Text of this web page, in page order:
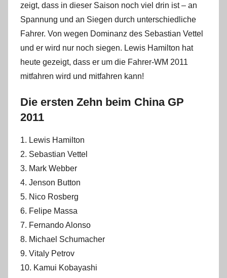
zeigt, dass in dieser Saison noch viel drin ist – an
Spannung und an Siegen durch unterschiedliche
Fahrer. Von wegen Dominanz des Sebastian Vettel
und er wird nur noch siegen. Lewis Hamilton hat
heute gezeigt, dass er um die Fahrer-WM 2011
mitfahren wird und mitfahren kann!
Die ersten Zehn beim China GP
2011
1. Lewis Hamilton
2. Sebastian Vettel
3. Mark Webber
4. Jenson Button
5. Nico Rosberg
6. Felipe Massa
7. Fernando Alonso
8. Michael Schumacher
9. Vitaly Petrov
10. Kamui Kobayashi